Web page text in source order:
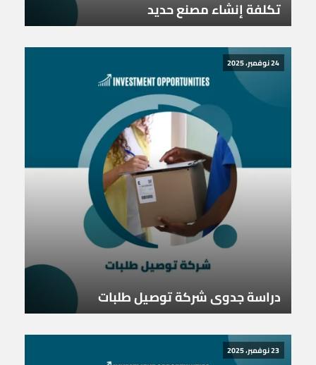
تكلفة إنشاء مصنع حديد
24 نوفمبر، 2025
دراسة جدوى شركة توصيل طلبات
23 نوفمبر، 2025